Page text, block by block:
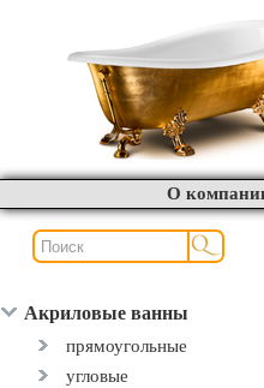
О
Акриловые ванны
прямоугольные
угловые